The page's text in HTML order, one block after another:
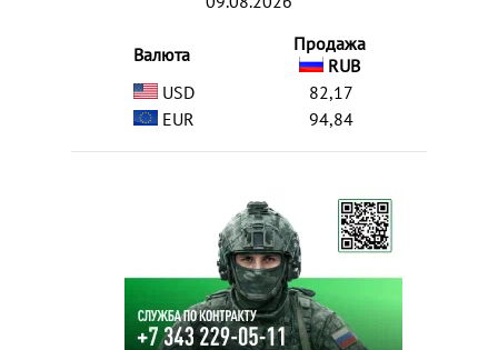
Валюта
Продажа
RUB
USD
82,17
EUR
94,84